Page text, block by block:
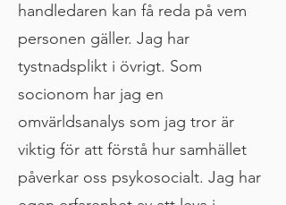
handledaren kan få reda på vem
personen gäller. Jag har
tystnadsplikt i övrigt. Som
socionom har jag en
omvärldsanalys som jag tror är
viktig för att förstå hur samhället
påverkar oss psykosocialt. Jag har